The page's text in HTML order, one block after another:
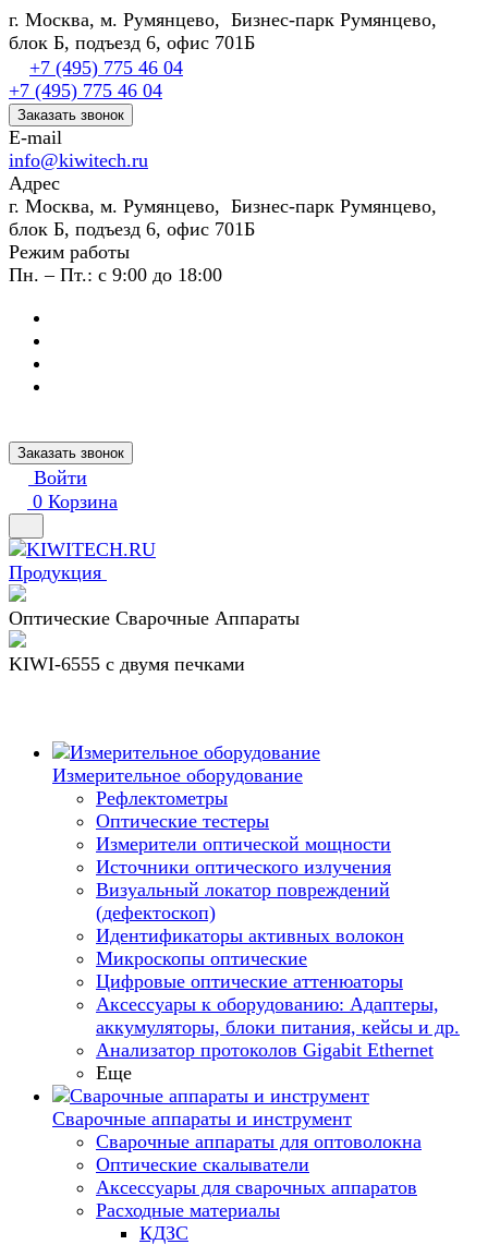
г. Москва, м. Румянцево, Бизнес-парк Румянцево,
блок Б, подъезд 6, офис 701Б
+7 (495) 775 46 04
+7 (495) 775 46 04
Заказать звонок
E-mail
info@kiwitech.ru
Адрес
г. Москва, м. Румянцево, Бизнес-парк Румянцево,
блок Б, подъезд 6, офис 701Б
Режим работы
Пн. – Пт.: с 9:00 до 18:00
Заказать звонок
Войти
0 Корзина
Продукция
Оптические Сварочные Аппараты
KIWI-6555 c двумя печками
Измерительное оборудование
Рефлектометры
Оптические тестеры
Измерители оптической мощности
Источники оптического излучения
Визуальный локатор повреждений
(дефектоскоп)
Идентификаторы активных волокон
Микроскопы оптические
Цифровые оптические аттенюаторы
Аксессуары к оборудованию: Адаптеры,
аккумуляторы, блоки питания, кейсы и др.
Анализатор протоколов Gigabit Ethernet
Еще
Сварочные аппараты и инструмент
Сварочные аппараты для оптоволокна
Оптические скалыватели
Аксессуары для сварочных аппаратов
Расходные материалы
КДЗС